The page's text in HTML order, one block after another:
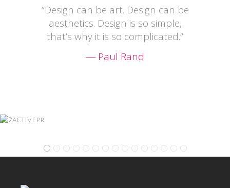
“Design can be art. Design can be
aesthetics. Design is so simple,
that’s why it is so complicated.”
― Paul Rand